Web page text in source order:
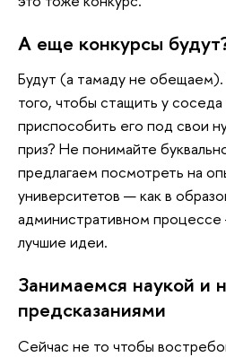
А еще конкурсы
Будут (а тамаду не
того, чтобы стащить у
приспособить его под свои
приз? Не понимайте
предлагаем посмотреть на
университетов — как в
административном
лучшие идеи.
Занимаемся наукой и
предсказаниями
Сейчас не то чтобы